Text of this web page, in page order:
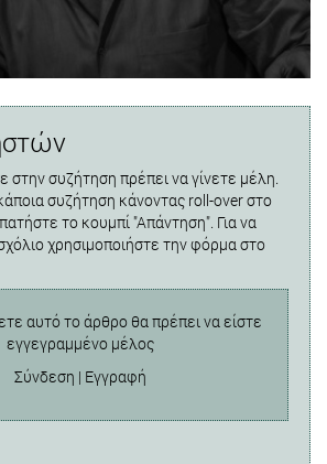
στην συζήτηση πρέπει να γίνετε μέλη.
συζήτηση κάνοντας roll-over στο
το κουμπί "Απάντηση". Για να
χρησιμοποιήστε την φόρμα στο
αυτό το άρθρο θα πρέπει να είστε
εγγεγραμμένο μέλος
Σύνδεση | Εγγραφή